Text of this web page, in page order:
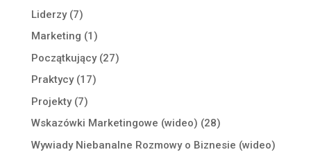
Liderzy(7)
Marketing (1)
Początkujący(27)
Praktycy(17)
Projekty(7)
Wskazówki Marketingowe (wideo) (28)
Wywiady Niebanalne Rozmowy o Biznesie (wideo)